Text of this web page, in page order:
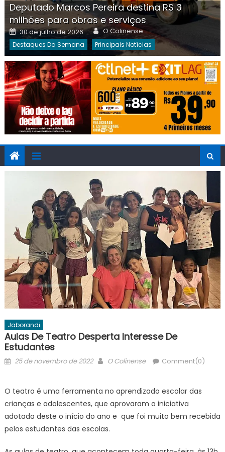
Deputado Marcos Pereira destina R$ 3
milhões para obras e serviços
Posted
on
30 de julho de 2026 Author
O Colinense
Destaques Da Semana Principais Notícias
Jaborandi
Aulas De Teatro Desperta Interesse De
Estudantes
Posted
25 de novembro de 2022 Author
O Colinense Comment(0)
O teatro é uma ferramenta no aprendizado escolar das
crianças e adolescentes, que aprovaram a iniciativa
adotada deste o início do ano e que foi muito bem recebida
pelos estudantes das escolas.